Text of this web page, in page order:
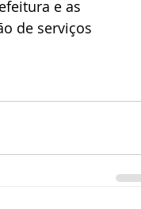
e as
de serviços